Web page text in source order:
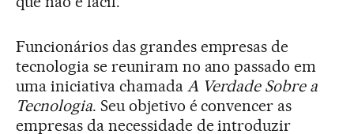
Funcionários das grandes empresas de
tecnologia se reuniram no ano passado em
uma iniciativa chamada A Verdade Sobre a
Tecnologia. Seu objetivo é convencer as
empresas da necessidade de introduzir